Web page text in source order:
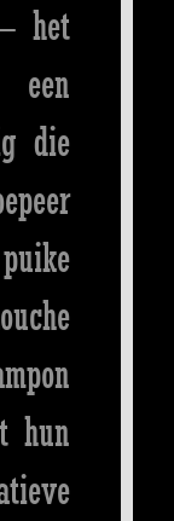
het
die
hun